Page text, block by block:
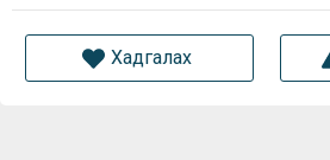
Хадгалах